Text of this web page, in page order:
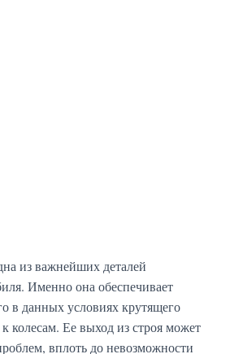
из важнейших деталей
Именно она обеспечивает
в данных условиях крутящего
колесам. Ее выход из строя может
вплоть до невозможности